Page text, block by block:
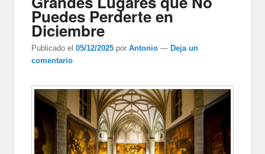
Puedes Perderte en
Diciembre
Publicado el 05/12/2025 porAntonio — Deja un
comentario